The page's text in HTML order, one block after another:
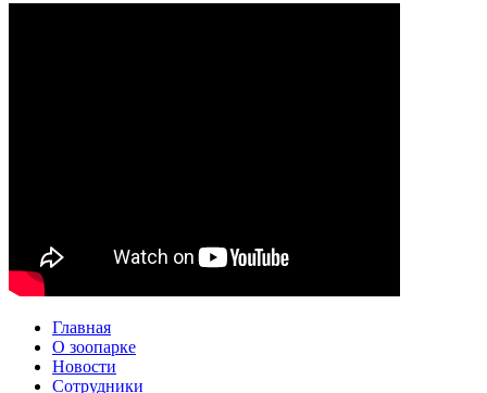
Главная
О зоопарке
Новости
Сотрудники